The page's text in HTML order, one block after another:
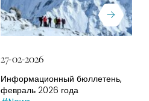
27-02-2026
Информационный бюллетень,
февраль 2026 года